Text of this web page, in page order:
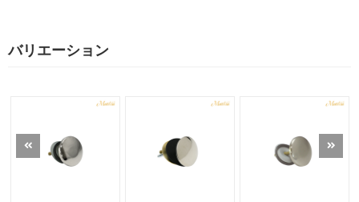
バリエーション